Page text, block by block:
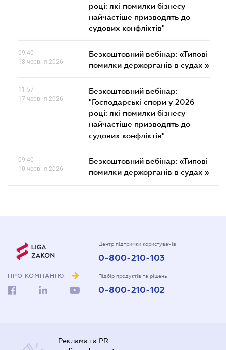
році: які помилки бізнесу
найчастіше призводять до
судових конфліктів"
09.40
18 червня 2026
Безкоштовний вебінар: «Типові
помилки держорганів в судах »
11.57
17 червня 2026
Безкоштовний вебінар:
"Господарські спори у 2026
році: які помилки бізнесу
найчастіше призводять до
судових конфліктів"
09.40
10 червня 2026
Безкоштовний вебінар: «Типові
помилки держорганів в судах »
ПРО КОМПАНІЮ
Центр підтримки користувачів
0-800-210-103
Підбір продуктів та рішень
0-800-210-102
Реклама та PR